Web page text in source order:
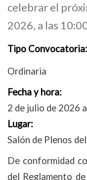
celebrar el
2026, a las
Tipo Convocatoria:
Ordinaria
Fecha y hora:
2 de julio de 2026
Lugar:
Salón de Plenos
De conformidad
del Reglamento